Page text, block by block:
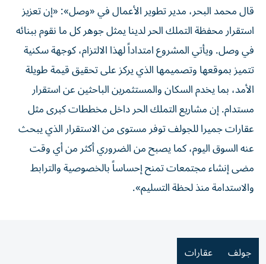
قال محمد البحر، مدير تطوير الأعمال في «وصل»: «إن تعزيز
استقرار محفظة التملك الحر لدينا يمثل جوهر كل ما نقوم ببنائه
في وصل. ويأتي المشروع امتداداً لهذا الالتزام، كوجهة سكنية
تتميز بموقعها وتصميمها الذي يركز على تحقيق قيمة طويلة
الأمد، بما يخدم السكان والمستثمرين الباحثين عن استقرار
مستدام. إن مشاريع التملك الحر داخل مخططات كبرى مثل
عقارات جميرا للجولف توفر مستوى من الاستقرار الذي يبحث
عنه السوق اليوم، كما يصبح من الضروري أكثر من أي وقت
مضى إنشاء مجتمعات تمنح إحساساً بالخصوصية والترابط
والاستدامة منذ لحظة التسليم».
جولف عقارات